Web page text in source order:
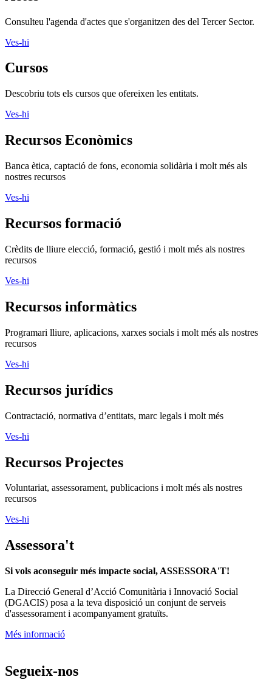
Consulteu l'agenda d'actes que s'organitzen des del Tercer Sector.
Ves-hi
Cursos
Descobriu tots els cursos que ofereixen les entitats.
Ves-hi
Recursos Econòmics
Banca ètica, captació de fons, economia solidària i molt més als
nostres recursos
Ves-hi
Recursos formació
Crèdits de lliure elecció, formació, gestió i molt més als nostres
recursos
Ves-hi
Recursos informàtics
Programari lliure, aplicacions, xarxes socials i molt més als nostres
recursos
Ves-hi
Recursos jurídics
Contractació, normativa d’entitats, marc legals i molt més
Ves-hi
Recursos Projectes
Voluntariat, assessorament, publicacions i molt més als nostres
recursos
Ves-hi
Assessora't
Si vols aconseguir més impacte social, ASSESSORA'T!
La Direcció General d’Acció Comunitària i Innovació Social
(DGACIS) posa a la teva disposició un conjunt de serveis
d'assessorament i acompanyament gratuïts.
Més informació
Segueix-nos